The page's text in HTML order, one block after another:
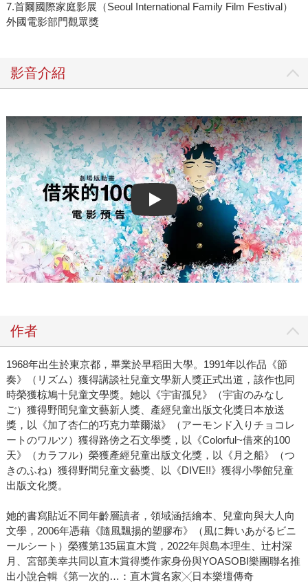
7.首爾國際家庭影展（Seoul International Family Film Festival）
外國電影部門觀眾獎
影音介紹
Play video
作者
1968年出生於東京都，畢業於早稻田大學。1991年以作品《節
奏》（リズム）獲得講談社兒童文學新人獎正式出道，該作也同
時榮獲椋鳩十兒童文學獎。她以《宇宙孤兒》（宇宙のみなし
ご）獲得野間兒童文藝新人獎、產經兒童出版文化獎日本放送
獎，以《加了杏仁的巧克力華爾滋》（アーモンド入りチョコレ
ートのワルツ）獲得路傍之石文學獎，以《Colorful~借來的100
天》（カラフル）榮獲產經兒童出版文化獎，以《月之船》（つ
きのふね）獲得野間兒童文藝獎、以《DIVE!!》獲得小學館兒童
出版文化獎。
她的書寫貼近不同年齡層讀者，領域涵括繪本、兒童向與大人向
文學，2006年憑藉《隨風飄揚的塑膠布》（風に舞いあがるビニ
ールシート）榮獲第135屆直木賞，2022年與島本理生、辻村深
月、宮部美幸共同以直木賞得獎作家身份與YOASOBI樂團聯名推
出小說合輯《第一次的…：直木賞名家╳日本樂壇傳奇